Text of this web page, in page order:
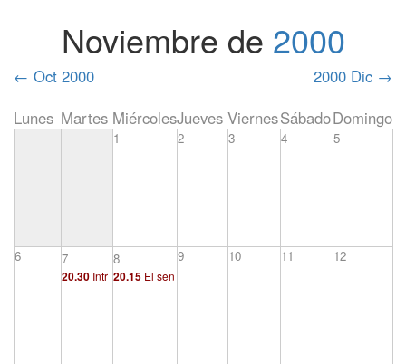
Noviembre de 2000
← Oct 2000 2000 Dic →
Lunes Martes MiércolesJueves ViernesSábadoDomingo
1 2 3 4 5
6 7
20.30 Intr
8
20.15 El sen
9 10 11 12